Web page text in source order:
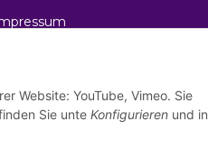
Website: YouTube, Vimeo. Sie
Sie unte Konfigurieren und in